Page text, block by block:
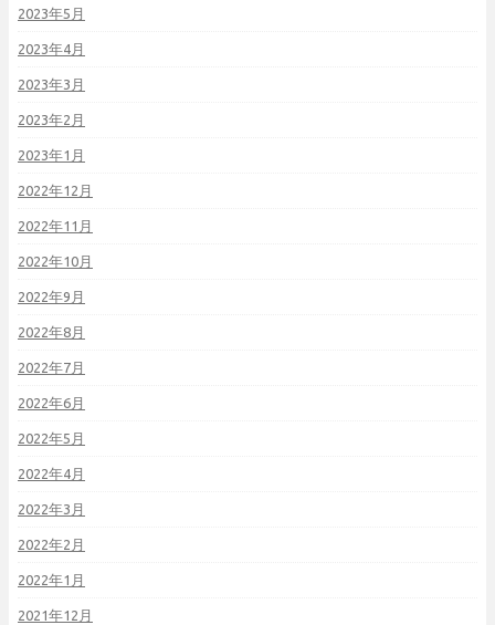
2023年5月
2023年4月
2023年3月
2023年2月
2023年1月
2022年12月
2022年11月
2022年10月
2022年9月
2022年8月
2022年7月
2022年6月
2022年5月
2022年4月
2022年3月
2022年2月
2022年1月
2021年12月